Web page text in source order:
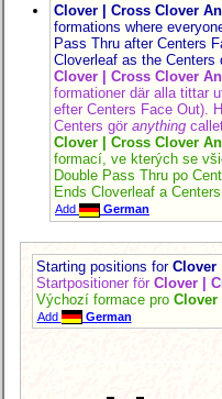
Clover | Cross Clover
formations where
Pass Thru after Centers
Cloverleaf as the Centers
Clover | Cross Clover
formationer där alla tittar
efter Centers Face Out).
Centers gör anything
Clover | Cross Clover
formací, ve kterých se
Double Pass Thru po
Ends Cloverleaf a
Add German
Starting positions for Clover
Startpositioner för Clover |
Výchozí formace pro Clover
Add German